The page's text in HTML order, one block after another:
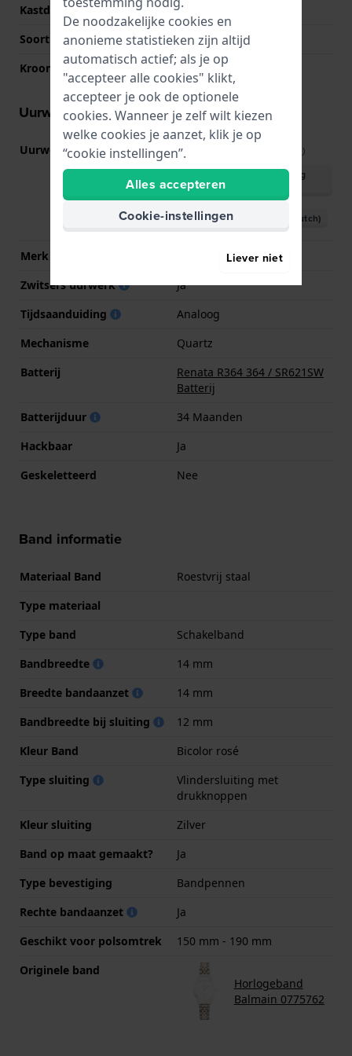
Kastdeksel
Klikkast
Soort glas
Saffier
Kroon
Trek kroon
Uurwerk informatie
Uurwerk nr. F03.115 )
Download handleiding
Download handleiding (Dutch)
Merk uurwerk
Zwitsers uurwerk
Ja
Tijdsaanduiding
Analoog
Mechanisme
Quartz
Batterij
Renata R364 364 / SR621SW
Batterij
Batterijduur
34 Maanden
Hackbaar
Ja
Geskeletteerd
Nee
Band informatie
Materiaal Band
Roestvrij staal
Type materiaal
Type band
Schakelband
Bandbreedte
14 mm
Breedte bandaanzet
14 mm
Bandbreedte bij sluiting
12 mm
Kleur Band
Bicolor rosé
Type sluiting
Vlindersluiting met
drukknoppen
Kleur sluiting
Zilver
Band op maat gemaakt?
Ja
Type bevestiging
Bandpennen
Rechte bandaanzet
Ja
Geschikt voor polsomtrek
150 mm - 190 mm
Originele band
Horlogeband
Balmain 0775762
De noodzakelijke cookies en
anonieme statistieken zijn altijd
automatisch actief; als je op
"accepteer alle cookies" klikt,
accepteer je ook de optionele
cookies. Wanneer je zelf wilt kiezen
welke cookies je aanzet, klik je op
“cookie instellingen”.
Alles accepteren
Cookie-instellingen
Liever niet